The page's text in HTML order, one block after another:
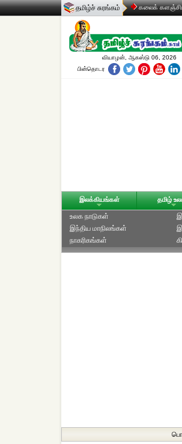
தமிழ்ச் சுரங்கம் கலைக்
வியாழன், ஆகஸ்டு 06, 2026
பின்தொடர
இலக்கியங்கள் தமிழ்
உலக நாடுகள்
இந்திய மாநிலங்கள்
நாகரிகங்கள்